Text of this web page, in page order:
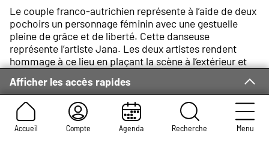
Accueil Compte Agenda Recherche Menu
Afficher les accès rapides
Le couple franco-autrichien représente à l’aide de deux
pochoirs un personnage féminin avec une gestuelle
pleine de grâce et de liberté. Cette danseuse
représente l’artiste Jana. Les deux artistes rendent
hommage à ce lieu en plaçant la scène à l’extérieur et
motifs urbains rappellent l’architecture répétitive du
quartier des Sapins. Jana & JS présentent de cette
manière la place de l’humain dans la ville.